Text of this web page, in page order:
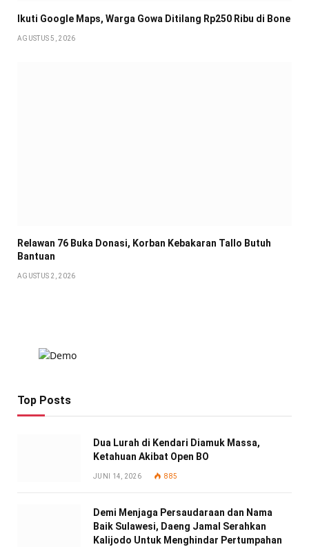
Ikuti Google Maps, Warga Gowa Ditilang Rp250 Ribu di Bone
AGUSTUS 5, 2026
Relawan 76 Buka Donasi, Korban Kebakaran Tallo Butuh
Bantuan
AGUSTUS 2, 2026
Top Posts
Dua Lurah di Kendari Diamuk Massa,
Ketahuan Akibat Open BO
JUNI 14, 2026 885
Demi Menjaga Persaudaraan dan Nama
Baik Sulawesi, Daeng Jamal Serahkan
Kalijodo Untuk Menghindar Pertumpahan